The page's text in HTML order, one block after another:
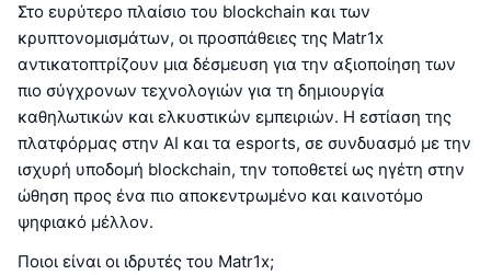
Στο ευρύτερο πλαίσιο του blockchain και των
κρυπτονομισμάτων, οι προσπάθειες της Matr1x
αντικατοπτρίζουν μια δέσμευση για την αξιοποίηση των
πιο σύγχρονων τεχνολογιών για τη δημιουργία
καθηλωτικών και ελκυστικών εμπειριών. Η εστίαση της
πλατφόρμας στην AI και τα esports, σε συνδυασμό με την
ισχυρή υποδομή blockchain, την τοποθετεί ως ηγέτη στην
ώθηση προς ένα πιο αποκεντρωμένο και καινοτόμο
ψηφιακό μέλλον.
Ποιοι είναι οι ιδρυτές του Matr1x;